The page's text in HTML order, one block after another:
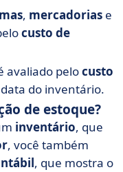
, mercadorias e
custo de
avaliado pelocusto
do inventário.
de estoque?
inventário, que
, você também
, que mostra o